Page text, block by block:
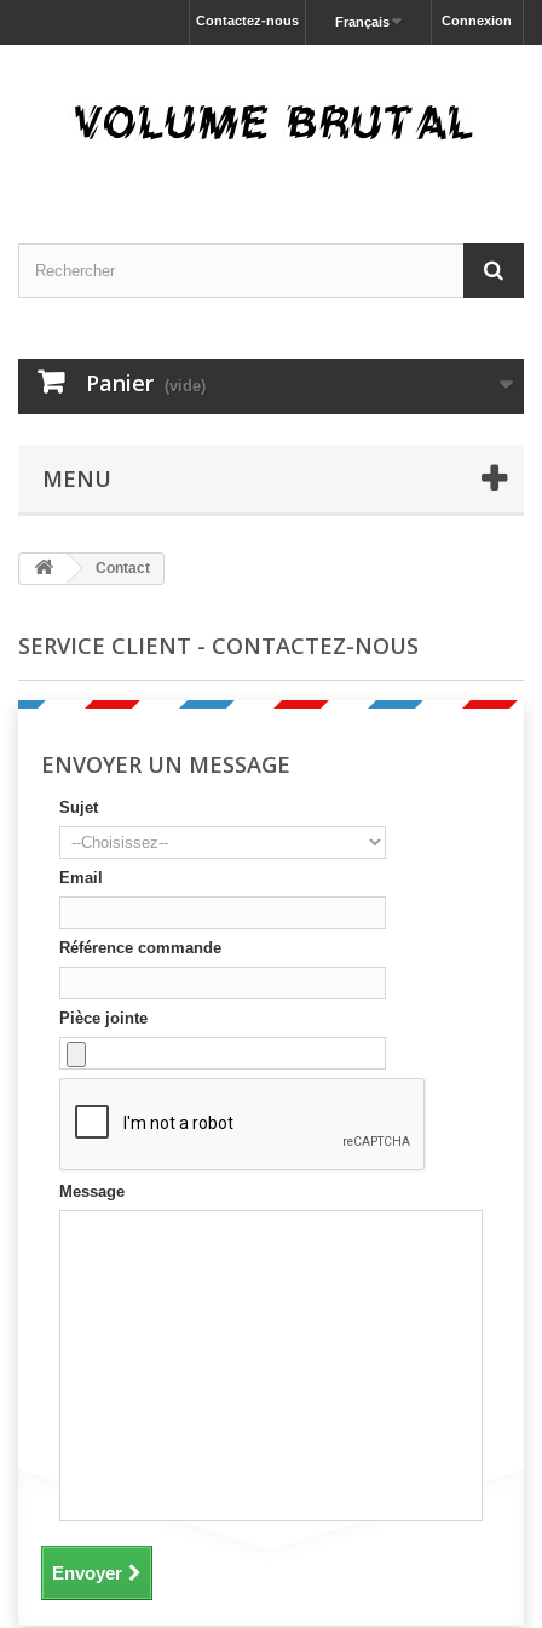
Connexion
Français
Contactez-nous
Panier (vide)
MENU
Contact
SERVICE CLIENT - CONTACTEZ-NOUS
ENVOYER UN MESSAGE
Sujet
Email
Référence commande
Pièce jointe
Message
Envoyer